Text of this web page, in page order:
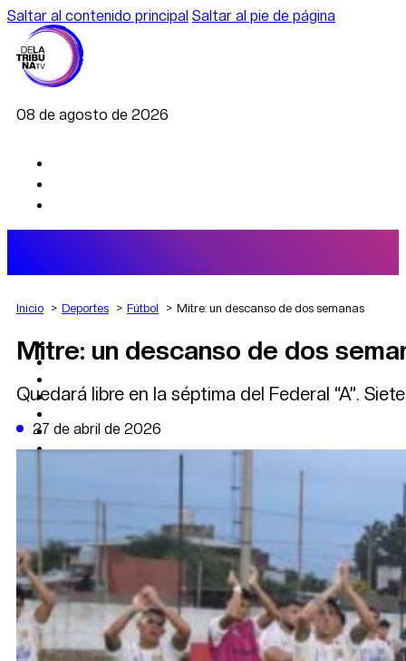
Saltar al contenido principal Saltar al pie de página
08 de agosto de 2026
AGRO
DEPORTES
POLÍTICA
DATA FIRME
DE LA TRIBUNA TV
Inicio Deportes Fútbol Mitre: un descanso de dos semanas
Mitre: un descanso de dos
Quedará libre en la séptima del Federal “A”.
27 de abril de 2026